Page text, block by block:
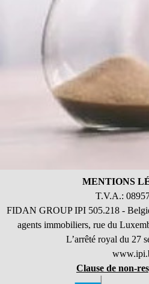
MENTIONS
T.V.A.:
FIDAN GROUP IPI 505.218 -
agents immobiliers, rue du
L’arrêté royal du 27
Clause de non-